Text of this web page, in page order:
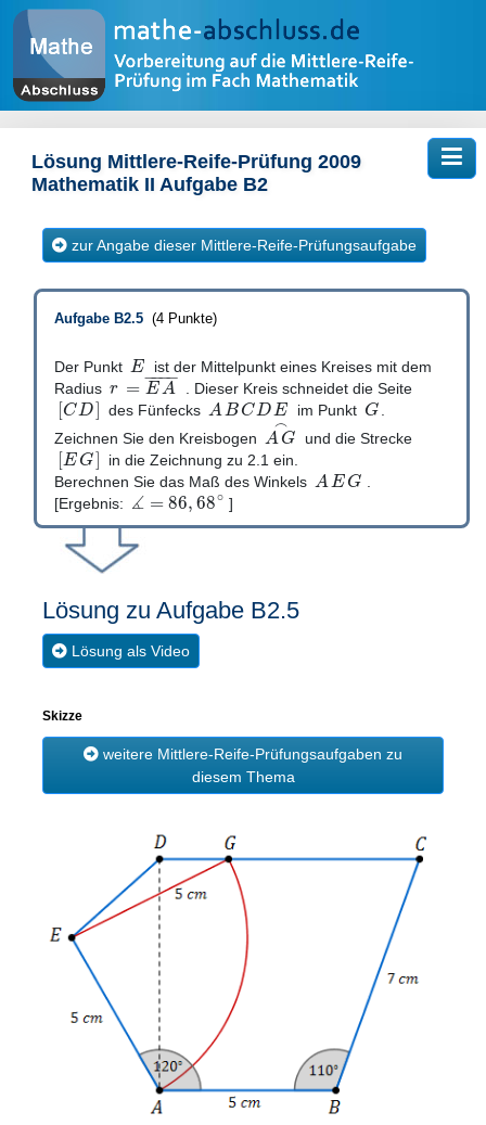
Lösung Mittlere-Reife-Prüfung 2009
Mathematik II Aufgabe B2
zur Angabe dieser Mittlere-Reife-Prüfungsaufgabe
Aufgabe B2.5 (4 Punkte)
Der Punkt E
ist der Mittelpunkt eines Kreises mit dem
Radius r = EA
− −
−− . Dieser Kreis schneidet die Seite
[CD] des Fünfecks ABCDE im Punkt G .
Zeichnen Sie den Kreisbogen AG
⌢
und die Strecke
[EG]
in die Zeichnung zu 2.1 ein.
Berechnen Sie das Maß des Winkels AEG
[Ergebnis: ∡ =86,68∘ ]
Lösung zu Aufgabe B2.5
Lösung als Video
Skizze
weitere Mittlere-Reife-Prüfungsaufgaben zu
diesem Thema